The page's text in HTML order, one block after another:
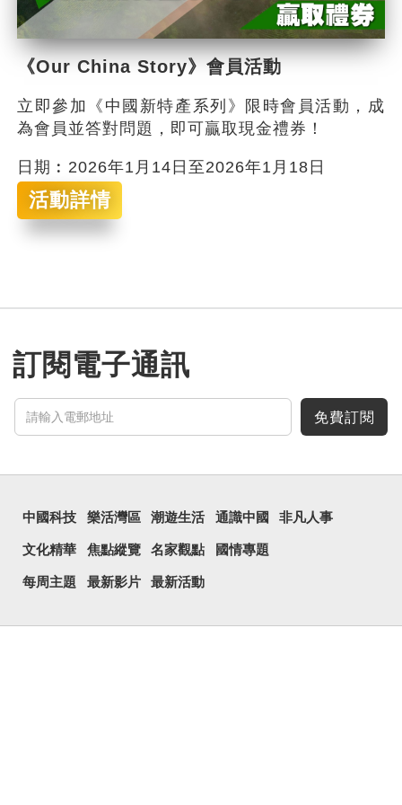
《Our China Story》會員活動
立即參加《中國新特產系列》限時會員活動，成
為會員並答對問題，即可贏取現金禮券！
日期︰2026年1月14日至2026年1月18日
活動詳情
訂閱電子通訊
免費訂閱
中國科技 樂活灣區 潮遊生活 通識中國 非凡人事
文化精華 焦點縱覽 名家觀點 國情專題
每周主題 最新影片 最新活動